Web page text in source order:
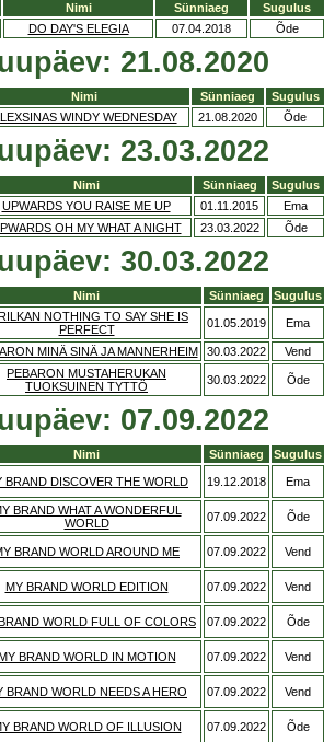
Nimi Sünniaeg
Sugulus
DO DAY'S ELEGIA 07.04.2018 Õde
21.08.2020
Nimi Sünniaeg
Sugulus
WINDY WEDNESDAY 21.08.2020 Õde
23.03.2022
Nimi Sünniaeg
Sugulus
UPWARDS YOU RAISE ME UP 01.11.2015
Ema
OH MY WHAT A NIGHT 23.03.2022 Õde
30.03.2022
Nimi Sünniaeg Sugulus
NOTHING TO SAY SHE IS
PERFECT
01.05.2019 Ema
MINÄ SINÄ JA MANNERHEIM 30.03.2022 Vend
PEBARON MUSTAHERUKAN
TUOKSUINEN TYTTÖ
30.03.2022 Õde
07.09.2022
Nimi Sünniaeg
Sugulus
BRAND DISCOVER THE WORLD 19.12.2018 Ema
BRAND WHAT A WONDERFUL
WORLD
07.09.2022 Õde
BRAND WORLD AROUND ME 07.09.2022 Vend
MY BRAND WORLD EDITION 07.09.2022 Vend
WORLD FULL OF COLORS 07.09.2022 Õde
BRAND WORLD IN MOTION 07.09.2022 Vend
BRAND WORLD NEEDS A HERO 07.09.2022 Vend
BRAND WORLD OF ILLUSION 07.09.2022 Õde